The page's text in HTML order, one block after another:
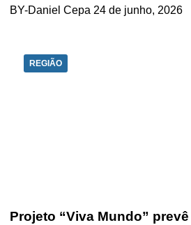
BY-Daniel Cepa 24 de junho, 2026
REGIÃO
Projeto “Viva Mundo” prevê